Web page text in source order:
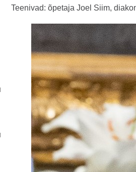
Teenivad: õpetaja Joel Siim,